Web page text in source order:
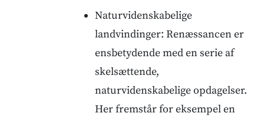
Naturvidenskabelige
landvindinger: Renæssancen er
ensbetydende med en serie af
skelsættende,
naturvidenskabelige opdagelser.
Her fremstår for eksempel en